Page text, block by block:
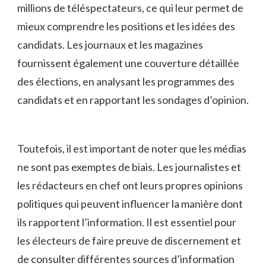
millions de téléspectateurs, ce qui ​leur‍ permet de
mieux ⁣comprendre les positions⁤ et les idées des
candidats. Les ⁢journaux et les​ magazines
fournissent​ également une couverture détaillée
des élections,‌ en⁢ analysant les programmes‍ des
candidats⁣ et en​ rapportant les sondages d’opinion.
Toutefois, il ⁢est important de noter ⁢que les médias
ne sont pas exemptes de ⁢biais. Les journalistes et
les rédacteurs en chef ont⁤ leurs​ propres opinions
politiques⁢ qui peuvent influencer la⁢ manière dont
ils rapportent l’information. ⁤Il est essentiel ​pour⁢
les⁣ électeurs de​ faire preuve⁢ de discernement et
de‍ consulter différentes sources d’information